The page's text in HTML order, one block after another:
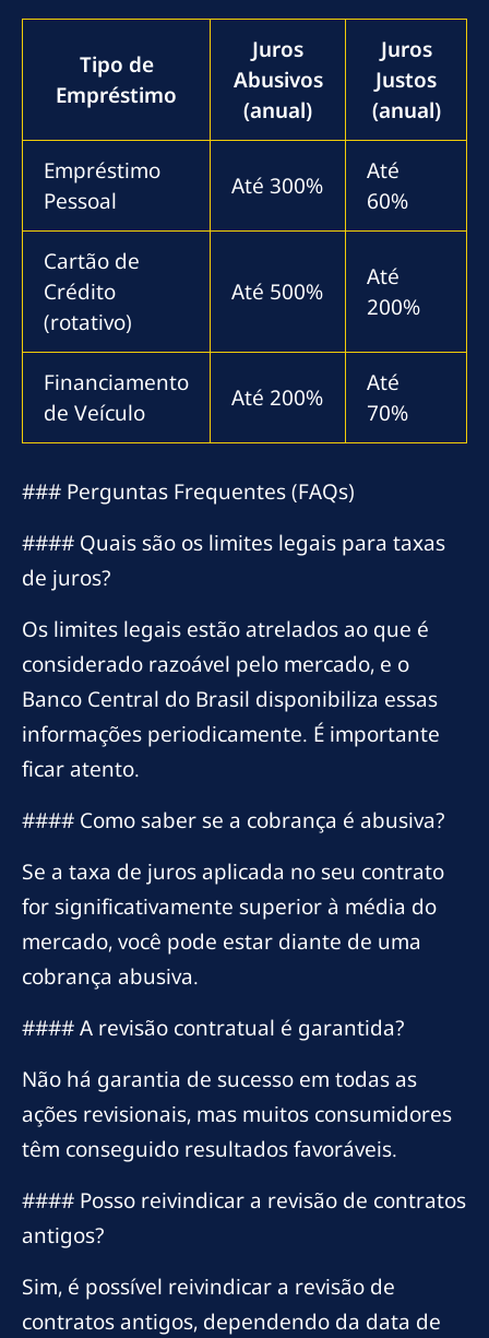
Tipo de
Empréstimo
Juros
Abusivos
(anual)
Juros
Justos
(anual)
Empréstimo
Pessoal
Até 300%
Até
60%
Cartão de
Crédito
(rotativo)
Até 500%
Até
200%
Financiamento
de Veículo
Até 200%
Até
70%
### Perguntas Frequentes (FAQs)
#### Quais são os limites legais para taxas
de juros?
Os limites legais estão atrelados ao que é
considerado razoável pelo mercado, e o
Banco Central do Brasil disponibiliza essas
informações periodicamente. É importante
ficar atento.
#### Como saber se a cobrança é abusiva?
Se a taxa de juros aplicada no seu contrato
for significativamente superior à média do
mercado, você pode estar diante de uma
cobrança abusiva.
#### A revisão contratual é garantida?
Não há garantia de sucesso em todas as
ações revisionais, mas muitos consumidores
têm conseguido resultados favoráveis.
#### Posso reivindicar a revisão de contratos
antigos?
Sim, é possível reivindicar a revisão de
contratos antigos, dependendo da data de